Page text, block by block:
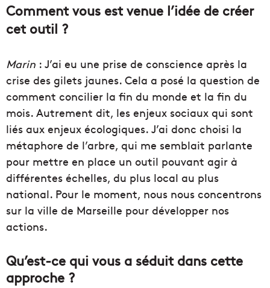
Comment vous est venue l’idée de créer
cet outil ?
Marin : J’ai eu une prise de conscience après la
crise des gilets jaunes. Cela a posé la question de
comment concilier la fin du monde et la fin du
mois. Autrement dit, les enjeux sociaux qui sont
liés aux enjeux écologiques. J’ai donc choisi la
métaphore de l’arbre, qui me semblait parlante
pour mettre en place un outil pouvant agir à
différentes échelles, du plus local au plus
national. Pour le moment, nous nous concentrons
sur la ville de Marseille pour développer nos
actions.
Qu’est-ce qui vous a séduit dans cette
approche ?